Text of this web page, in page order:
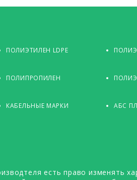
ПОЛИЭТИЛЕН LDPE
ПОЛИПРОПИЛЕН
КАБЕЛЬНЫЕ МАРКИ АБС
есть право изменять